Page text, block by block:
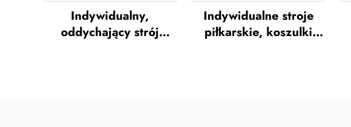
Indywidualny,
oddychający strój
Indywidualne stroje
piłkarskie, koszulki